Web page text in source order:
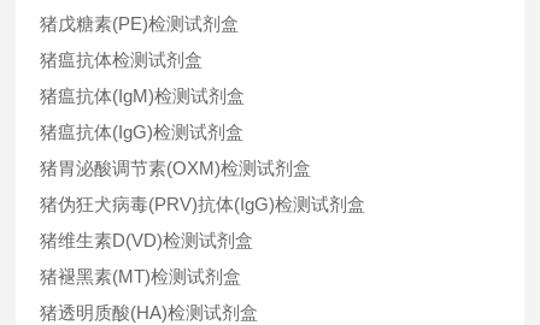
猪戊糖素(PE)检测试剂盒
猪瘟抗体检测试剂盒
猪瘟抗体(IgM)检测试剂盒
猪瘟抗体(IgG)检测试剂盒
猪胃泌酸调节素(OXM)检测试剂盒
猪伪狂犬病毒(PRV)抗体(IgG)检测试剂盒
猪维生素D(VD)检测试剂盒
猪褪黑素(MT)检测试剂盒
猪透明质酸(HA)检测试剂盒